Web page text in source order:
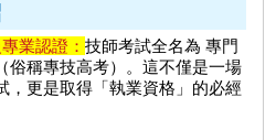
專業認證：技師考試全名為 專門
俗稱專技高考）。這不僅是一場
，更是取得「執業資格」的必經